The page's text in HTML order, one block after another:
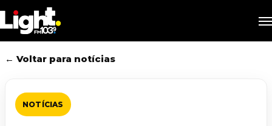
to
main
content
← Voltar para notícias
NOTÍCIAS